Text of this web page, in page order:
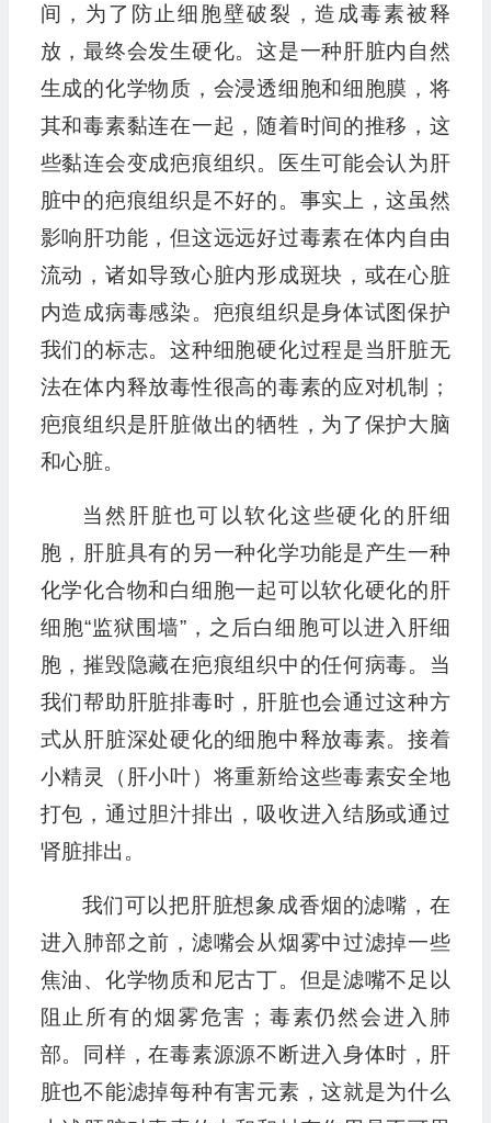
间，为了防止细胞壁破裂，造成毒素被释
放，最终会发生硬化。这是一种肝脏内自然
生成的化学物质，会浸透细胞和细胞膜，将
其和毒素黏连在一起，随着时间的推移，这
些黏连会变成疤痕组织。医生可能会认为肝
脏中的疤痕组织是不好的。事实上，这虽然
影响肝功能，但这远远好过毒素在体内自由
流动，诸如导致心脏内形成斑块，或在心脏
内造成病毒感染。疤痕组织是身体试图保护
我们的标志。这种细胞硬化过程是当肝脏无
法在体内释放毒性很高的毒素的应对机制；
疤痕组织是肝脏做出的牺牲，为了保护大脑
和心脏。
当然肝脏也可以软化这些硬化的肝细
胞，肝脏具有的另一种化学功能是产生一种
化学化合物和白细胞一起可以软化硬化的肝
细胞“监狱围墙”，之后白细胞可以进入肝细
胞，摧毁隐藏在疤痕组织中的任何病毒。当
我们帮助肝脏排毒时，肝脏也会通过这种方
式从肝脏深处硬化的细胞中释放毒素。接着
小精灵（肝小叶）将重新给这些毒素安全地
打包，通过胆汁排出，吸收进入结肠或通过
肾脏排出。
我们可以把肝脏想象成香烟的滤嘴，在
进入肺部之前，滤嘴会从烟雾中过滤掉一些
焦油、化学物质和尼古丁。但是滤嘴不足以
阻止所有的烟雾危害；毒素仍然会进入肺
部。同样，在毒素源源不断进入身体时，肝
脏也不能滤掉每种有害元素，这就是为什么